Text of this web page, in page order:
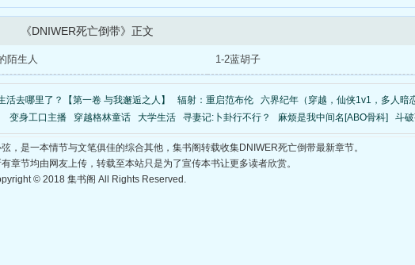
《DNIWER死亡倒带》正文
陌生人 1-2蓝胡子
活去哪里了？【第一卷 与我邂逅之人】 辐射：重启范布伦
六界纪年（穿越，仙侠1v1，多人暗
变身工口主播 穿越格林童话 大学生活 寻妻记:卜卦行不行？ 麻烦是我中间名[ABO骨科] 斗
，是一本情节与文笔俱佳的综合其他，集书阁转载收集DNIWER死亡倒带最新章节。
章节均由网友上传，转载至本站只是为了宣传本书让更多读者欣赏。
© 2018 集书阁 All Rights Reserved.